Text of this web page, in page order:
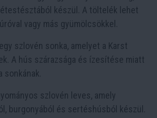
készül. A töltelék lehet
vagy más gyümölcsökkel.
szlovén sonka, amelyet a Karst
A hús szárazsága és ízesítése miatt
sonkának.
szlovén leves, amely
burgonyából és sertéshúsból készül.